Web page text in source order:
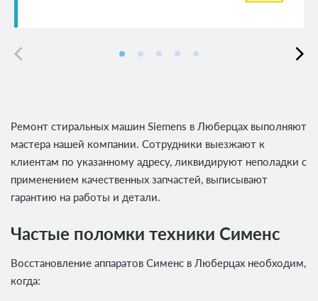
Ремонт стиральных машин Siemens в Люберцах выполняют
мастера нашей компании. Сотрудники выезжают к
клиентам по указанному адресу, ликвидируют неполадки с
применением качественных запчастей, выписывают
гарантию на работы и детали.
Частые поломки техники Сименс
Восстановление аппаратов Сименс в Люберцах необходим,
когда: